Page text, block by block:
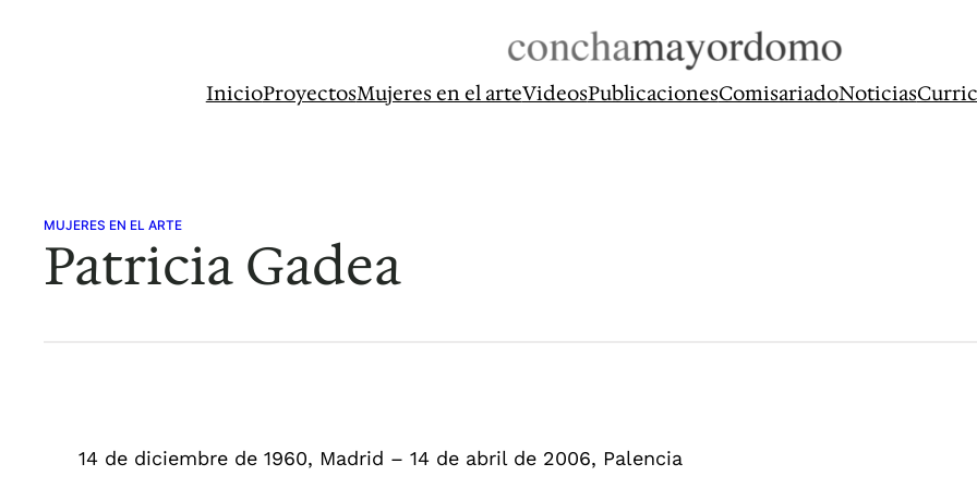
InicioProyectosMujeres en el arteVideosPublicacionesComisariadoNoticias
MUJERES EN EL ARTE
Patricia Gadea
14 de diciembre de 1960, Madrid – 14 de abril de 2006, Palencia